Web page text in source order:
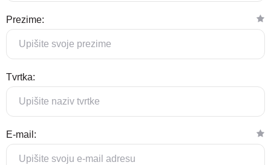
Prezime:
Tvrtka:
E-mail: